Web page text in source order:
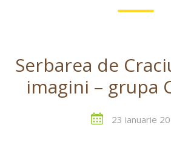
Serbarea de
imagini – grupa
23 ianuarie